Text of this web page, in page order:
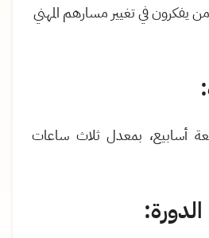
يفكرون في تغيير مسارهم المهني
أسابيع، بمعدل ثلاث ساعات